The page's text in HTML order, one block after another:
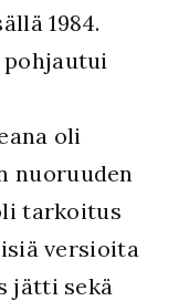
1984.
oli
nuoruuden
tarkoitus
versioita
jätti sekä